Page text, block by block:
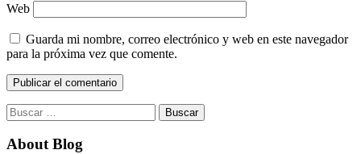
Web
Guarda mi nombre, correo electrónico y web en este navegador
para la próxima vez que comente.
Buscar:
About Blog